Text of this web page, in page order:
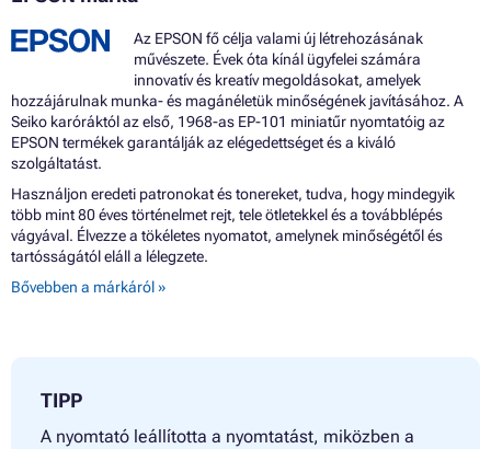
Az EPSON fő célja valami új létrehozásának
művészete. Évek óta kínál ügyfelei számára
innovatív és kreatív megoldásokat, amelyek
hozzájárulnak munka- és magánéletük minőségének javításához. A
Seiko karóráktól az első, 1968-as EP-101 miniatűr nyomtatóig az
EPSON termékek garantálják az elégedettséget és a kiváló
szolgáltatást.
Használjon eredeti patronokat és tonereket, tudva, hogy mindegyik
több mint 80 éves történelmet rejt, tele ötletekkel és a továbblépés
vágyával. Élvezze a tökéletes nyomatot, amelynek minőségétől és
tartósságától eláll a lélegzete.
Bővebben a márkáról »
TIPP
A nyomtató leállította a nyomtatást, miközben a